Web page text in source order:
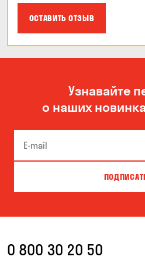
ОСТАВИТЬ ОТЗЫВ
Узнавайте
о наших
0 800 30 20 50